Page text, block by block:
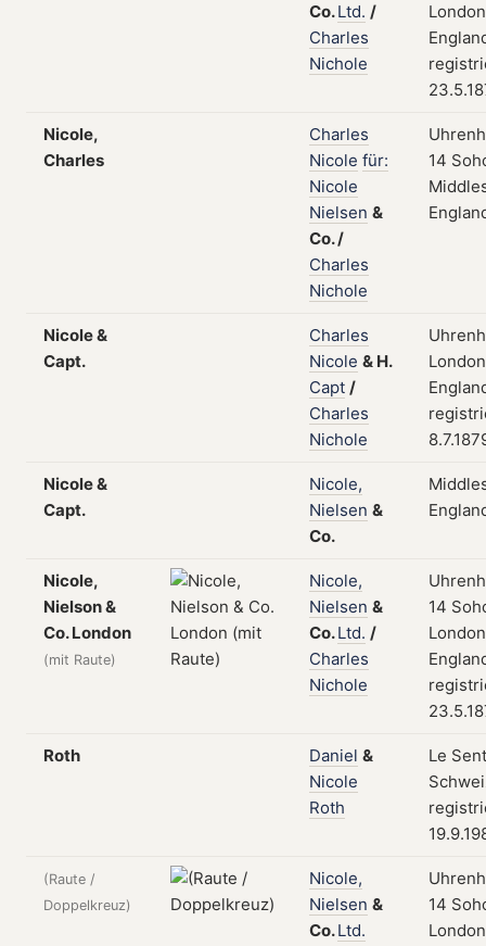
Co.Ltd. /
Charles
Nichole
Nicole,
Charles
Charles
Nicole für:
Nicole
Nielsen &
Co./
Charles
Nichole
14
Nicole &
Capt.
Charles
Nicole & H.
Capt /
Charles
Nichole
Nicole &
Capt.
Nicole,
Nielsen &
Co.
Nicole,
Nielson &
Co. London
(mit Raute)
Nicole,
Nielsen &
Co.Ltd. /
Charles
Nichole
14
Roth Daniel &
Nicole
Roth
Le
(Raute /
Doppelkreuz)
Nicole,
Nielsen &
Co.Ltd.
14